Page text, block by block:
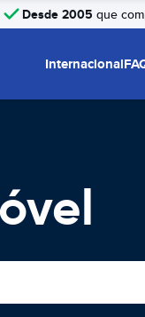
Desde 2005 que
Internacional